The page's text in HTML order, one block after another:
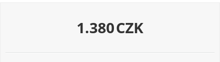
1.380CZK